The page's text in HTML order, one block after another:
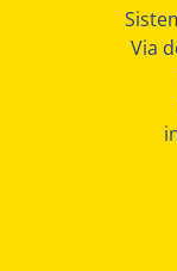
Via